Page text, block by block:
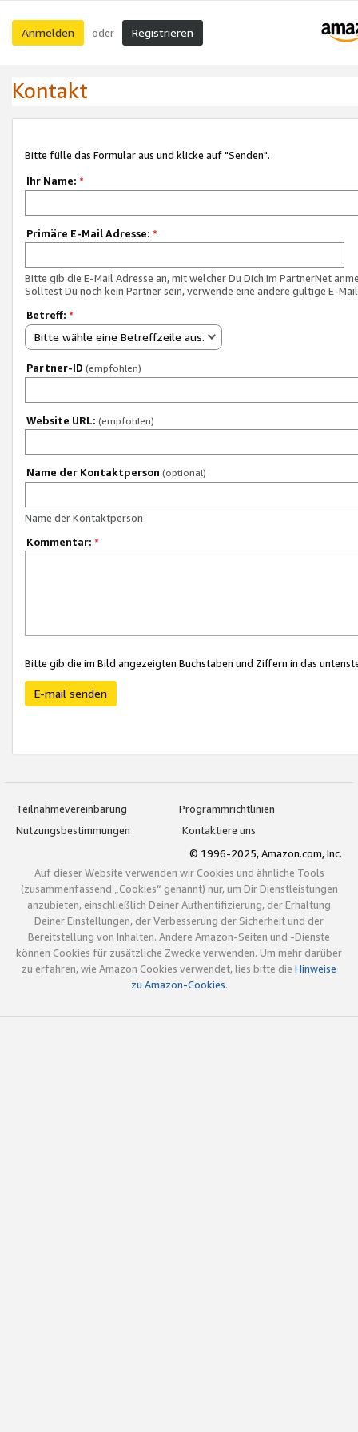
Anmelden oder Registrieren
Kontakt
Bitte fülle das Formular aus und klicke auf "Senden".
Ihr Name: *
Primäre E-Mail Adresse: *
Bitte gib die E-Mail Adresse an, mit welcher Du Dich im PartnerNet
Solltest Du noch kein Partner sein, verwende eine andere gültige E-
Betreff: *
Bitte wähle eine Betreffzeile aus.
Partner-ID (empfohlen)
Website URL: (empfohlen)
Name der Kontaktperson (optional)
Name der Kontaktperson
Kommentar: *
Bitte gib die im Bild angezeigten Buchstaben und Ziffern in das
E-mail senden
Teilnahmevereinbarung
Programmrichtlinien
Nutzungsbestimmungen
Kontaktiere uns
© 1996-2025, Amazon.com, Inc.
Auf dieser Website verwenden wir Cookies und ähnliche Tools
(zusammenfassend „Cookies“ genannt) nur, um Dir Dienstleistungen
anzubieten, einschließlich Deiner Authentifizierung, der Erhaltung
Deiner Einstellungen, der Verbesserung der Sicherheit und der
Bereitstellung von Inhalten. Andere Amazon-Seiten und -Dienste
können Cookies für zusätzliche Zwecke verwenden. Um mehr darüber
zu erfahren, wie Amazon Cookies verwendet, lies bitte die Hinweise
zu Amazon-Cookies.